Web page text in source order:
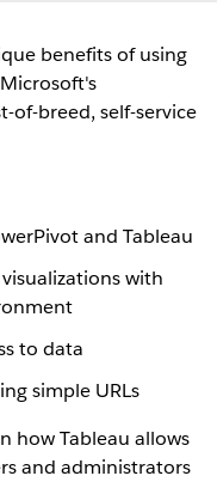
benefits of using
of-breed, self-service
and Tableau
with
to data
simple URLs
how Tableau allows
and administrators